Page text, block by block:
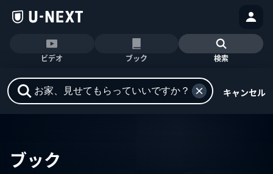
ビデオ ブック 検索
キャンセル
ブック